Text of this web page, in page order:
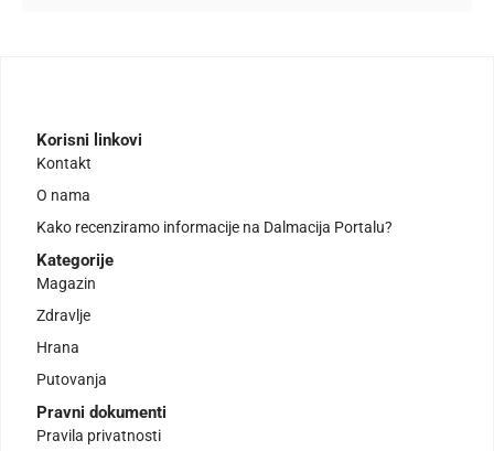
Korisni linkovi
Kontakt
O nama
Kako recenziramo informacije na Dalmacija Portalu?
Kategorije
Magazin
Zdravlje
Hrana
Putovanja
Pravni dokumenti
Pravila privatnosti